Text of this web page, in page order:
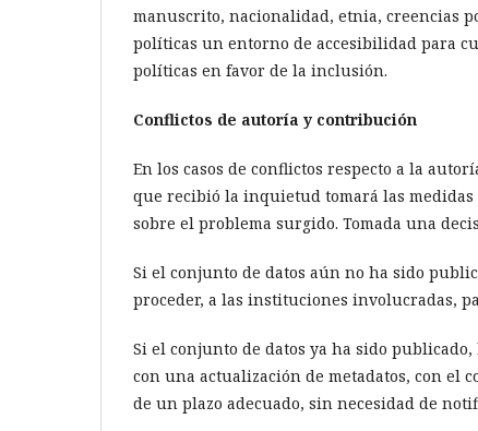
manuscrito, nacionalidad, etnia, creencias
políticas un entorno de accesibilidad para
políticas en favor de la inclusión.
Conflictos de autoría y contribución
En los casos de conflictos respecto a la
que recibió la inquietud tomará las
sobre el problema surgido. Tomada una
Si el conjunto de datos aún no ha sido
proceder, a las instituciones involucradas,
Si el conjunto de datos ya ha sido
con una actualización de metadatos, con el
de un plazo adecuado, sin necesidad de